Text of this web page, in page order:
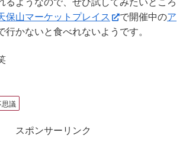
保山マーケットプレイス で開催中のア
行かないと食べれないようです。
議
スポンサーリンク